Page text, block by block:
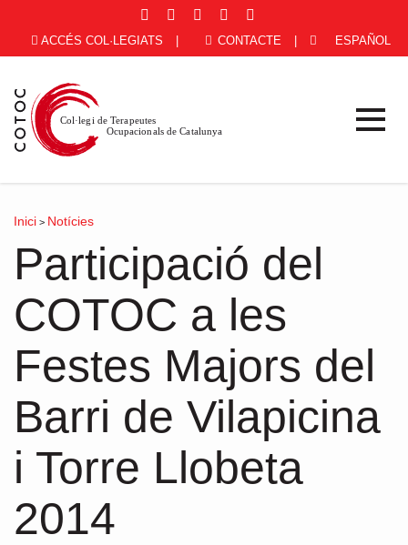
ACCÉS COL·LEGIATS CONTACTE ESPAÑOL
Inici > Notícies
Participació del
COTOC a les
Festes Majors del
Barri de Vilapicina
i Torre Llobeta
2014